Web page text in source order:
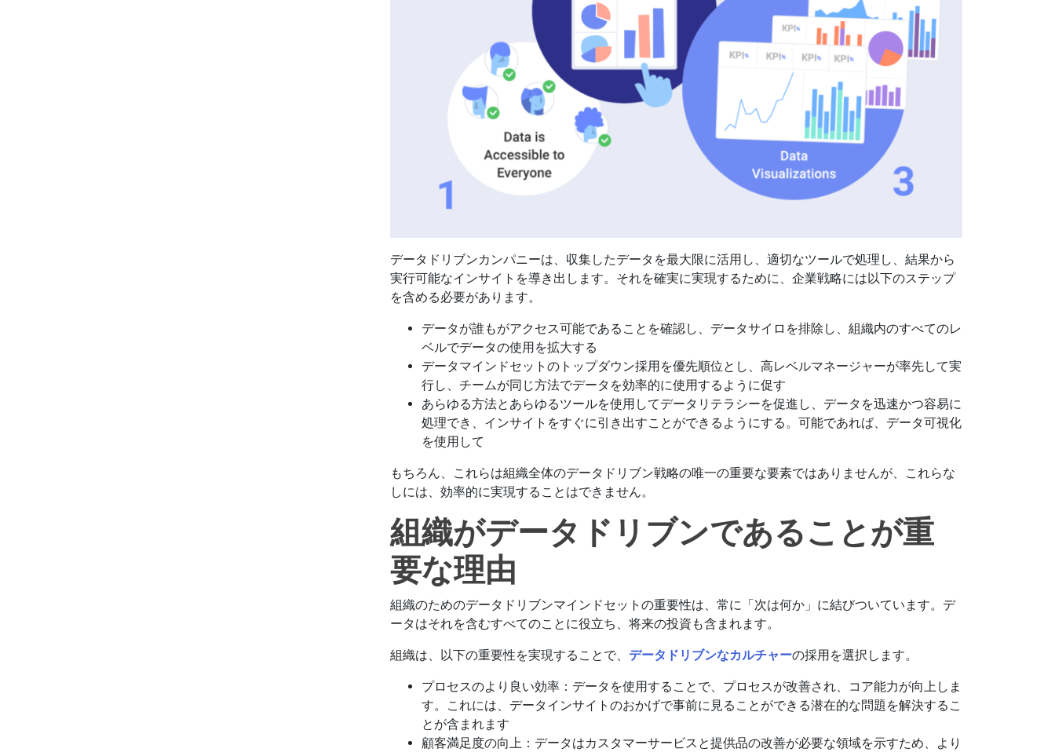
データドリブンカンパニーは、収集したデータを最大限に活用し、適切なツールで処理し、結果から
実行可能なインサイトを導き出します。それを確実に実現するために、企業戦略には以下のステップ
を含める必要があります。
データが誰もがアクセス可能であることを確認し、データサイロを排除し、組織内のすべてのレ
ベルでデータの使用を拡大する
データマインドセットのトップダウン採用を優先順位とし、高レベルマネージャーが率先して実
行し、チームが同じ方法でデータを効率的に使用するように促す
あらゆる方法とあらゆるツールを使用してデータリテラシーを促進し、データを迅速かつ容易に
処理でき、インサイトをすぐに引き出すことができるようにする。可能であれば、データ可視化
を使用して
もちろん、これらは組織全体のデータドリブン戦略の唯一の重要な要素ではありませんが、これらな
しには、効率的に実現することはできません。
組織がデータドリブンであることが重
要な理由
組織のためのデータドリブンマインドセットの重要性は、常に「次は何か」に結びついています。デ
ータはそれを含むすべてのことに役立ち、将来の投資も含まれます。
組織は、以下の重要性を実現することで、 データドリブンなカルチャーの採用を選択します。
プロセスのより良い効率：データを使用することで、プロセスが改善され、コア能力が向上しま
す。これには、データインサイトのおかげで事前に見ることができる潜在的な問題を解決するこ
とが含まれます
顧客満足度の向上：データはカスタマーサービスと提供品の改善が必要な領域を示すため、より